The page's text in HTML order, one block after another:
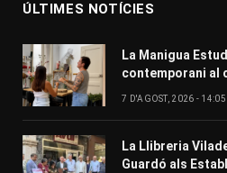
ÚLTIMES NOTÍCIES
La Manigua
contemporani al
7 D'AGOST, 2026 - 14:05
La Llibreria
Guardó als